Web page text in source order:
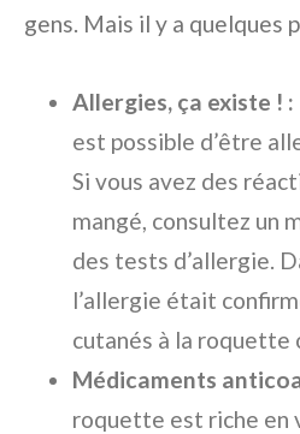
gens. Mais il y a quelques
Allergies, ça existe ! :
est possible d’être
Si vous avez des
mangé, consultez un
des tests d’allergie.
l’allergie était
cutanés à la roquette
Médicaments
roquette est riche en